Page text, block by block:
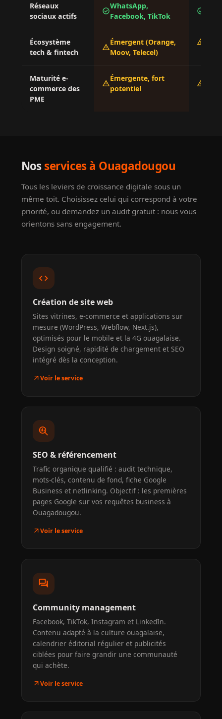
Réseaux
sociaux actifs
check_circle
WhatsApp,
Facebook, TikTok
check_circle
Écosystème
tech & fintech
warning
Émergent (Orange,
Moov, Telecel)
warning
Maturité e-
commerce des
PME
warning
Émergente, fort
potentiel
warning
Nosservices à Ouagadougou
Tous les leviers de croissance digitale sous un
même toit. Choisissez celui qui correspond à votre
priorité, ou demandez un audit gratuit : nous vous
orientons sans engagement.
code
Création de site web
Sites vitrines, e-commerce et applications sur
mesure (WordPress, Webflow, Next.js),
optimisés pour le mobile et la 4G ouagalaise.
Design soigné, rapidité de chargement et SEO
intégré dès la conception.
arrow_outwardVoir le service
search_insights
SEO & référencement
Trafic organique qualifié : audit technique,
mots-clés, contenu de fond, fiche Google
Business et netlinking. Objectif : les premières
pages Google sur vos requêtes business à
Ouagadougou.
arrow_outwardVoir le service
forum
Community management
Facebook, TikTok, Instagram et LinkedIn.
Contenu adapté à la culture ouagalaise,
calendrier éditorial régulier et publicités
ciblées pour faire grandir une communauté
qui achète.
arrow_outwardVoir le service